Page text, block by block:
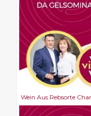
Wein Aus Rebsorte